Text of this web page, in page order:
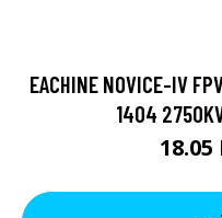
EACHINE NOVICE-IV
1404
18.05